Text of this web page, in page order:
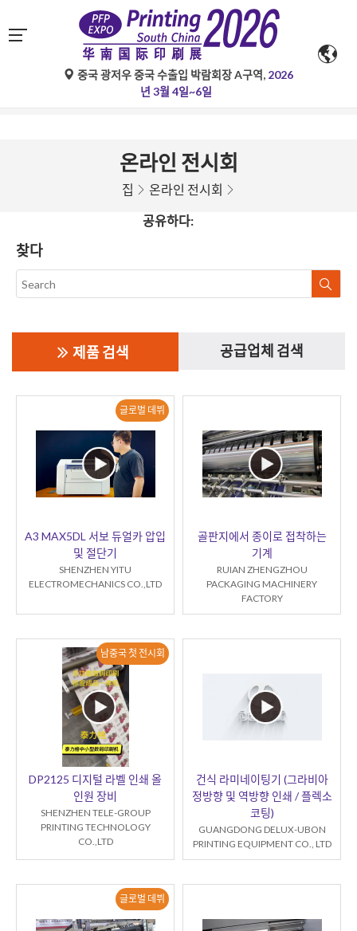
구글 번역의 자동 번역은 참고용일 뿐이며 정확하지 않을 수 있
습니다. 문의 사항은 원문을 참조하십시오.
중국 광저우 중국 수출입 박람회장 A구역, 2026
년 3월 4일~6일
온라인 전시회
집 온라인 전시회
공유하다:
찾다
제품 검색 공급업체 검색
글로벌 데뷔
A3 MAX5DL 서보 듀얼카 압입
및 절단기
SHENZHEN YITU
ELECTROMECHANICS CO.,LTD
골판지에서 종이로 접착하는
기계
RUIAN ZHENGZHOU
PACKAGING MACHINERY
FACTORY
남중국 첫 전시회
DP2125 디지털 라벨 인쇄 올
인원 장비
SHENZHEN TELE-GROUP
PRINTING TECHNOLOGY
CO.,LTD
건식 라미네이팅기 (그라비아
정방향 및 역방향 인쇄 / 플렉소
코팅)
GUANGDONG DELUX-UBON
PRINTING EQUIPMENT CO., LTD
글로벌 데뷔